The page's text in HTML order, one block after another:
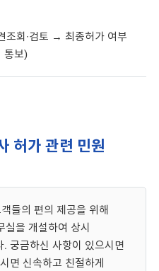
조회·검토 → 최종허가 여부
통보)
허가 관련 민원
들의 편의 제공을 위해
을 개설하여 상시
궁금하신 사항이 있으시면
면 신속하고 친절하게